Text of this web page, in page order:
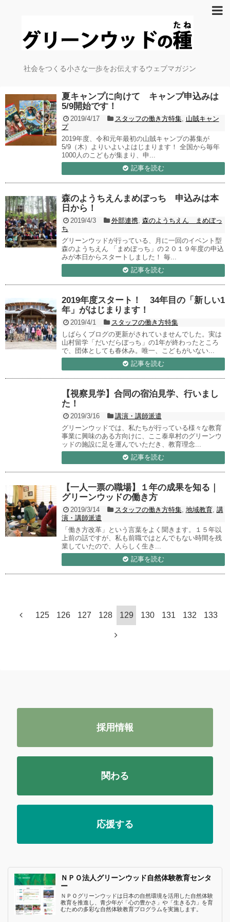
社会をつくる小さな一歩をお伝えするウェブマガジン
夏キャンプに向けて キャンプ申込みは
5/9開始です！
2019/4/17 スタッフの働き方特集, 山賊キャン
プ
2019年度、令和元年最初の山賊キャンプの募集が
5/9（木）よりいよいよはじまります！ 全国から毎年
1000人のこどもが集まり、申...
記事を読む
森のようちえんまめぼっち 申込みは本
日から！
2019/4/3 外部連携, 森のようちえん まめぼっ
ち
グリーンウッドが行っている、月に一回のイベント型
森のようちえん 「まめぼっち」の２０１９年度の申込
みが本日からスタートしました！ 毎...
記事を読む
2019年度スタート！ 34年目の「新しい1
年」がはじまります！
2019/4/1
スタッフの働き方特集
しばらくブログの更新がされていませんでした。実は
山村留学「だいだらぼっち」の1年が終わったところ
で、団体としても春休み。唯一、こどもがいない...
記事を読む
【視察見学】合同の宿泊見学、行いまし
た！
2019/3/16
講演・講師派遣
グリーンウッドでは、私たちが行っている様々な教育
事業に興味のある方向けに、ここ泰阜村のグリーンウ
ッドの施設に足を運んでいただき、教育理念...
記事を読む
【一人一票の職場】１年の成果を知る｜
グリーンウッドの働き方
2019/3/14 スタッフの働き方特集, 地域教育, 講
演・講師派遣
「働き方改革」という言葉をよく聞きます。１５年以
上前の話ですが、私も前職ではとんでもない時間を残
業していたので、人らしく生き...
記事を読む
125 126 127 128 129 130 131 132 133
採用情報
関わる
応援する
ＮＰＯ法人グリーンウッド自然体験教育センタ
ー
ＮＰＯグリーンウッドは日本の自然環境を活用した自然体験
教育を推進し、青少年が「心の豊かさ」や「生きる力」を育
むための多彩な自然体験教育プログラムを実施します。